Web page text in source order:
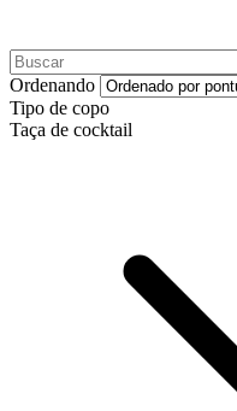
Ordenando
Tipo de copo
Taça de cocktail